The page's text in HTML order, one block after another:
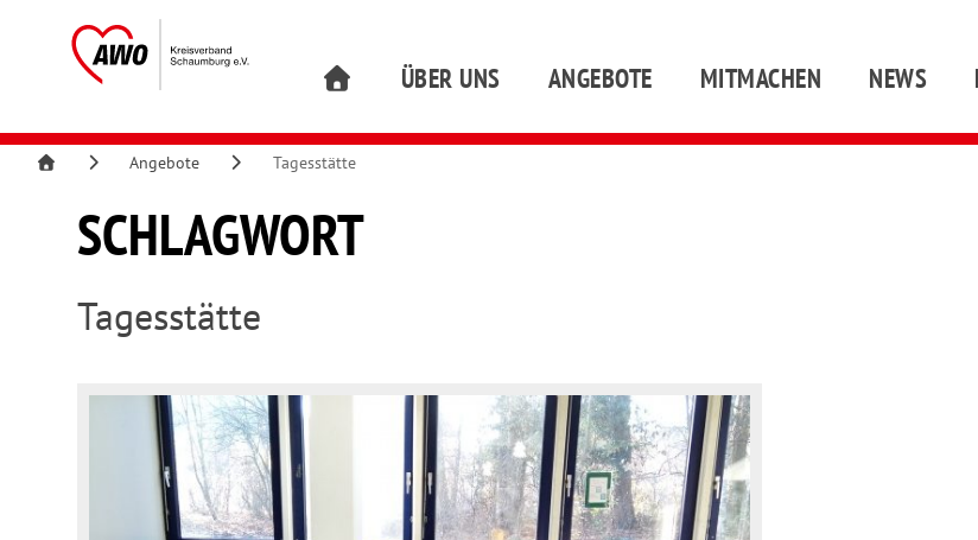
ÜBER UNS ANGEBOTE MITMACHEN NEWS
Angebote Tagesstätte
SCHLAGWORT
Tagesstätte